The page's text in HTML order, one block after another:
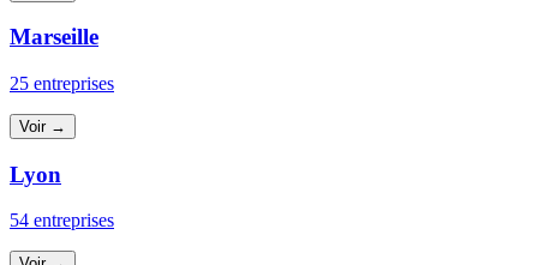
Marseille
25 entreprises
Voir →
Lyon
54 entreprises